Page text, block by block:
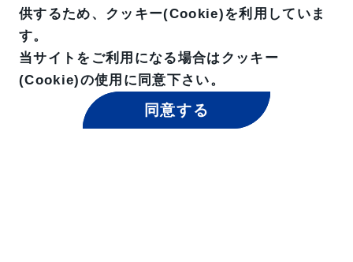
供するため、クッキー(Cookie)を利用していま
す。
当サイトをご利用になる場合はクッキー
(Cookie)の使用に同意下さい。
同意する
東京貿易グループ 公式SNS